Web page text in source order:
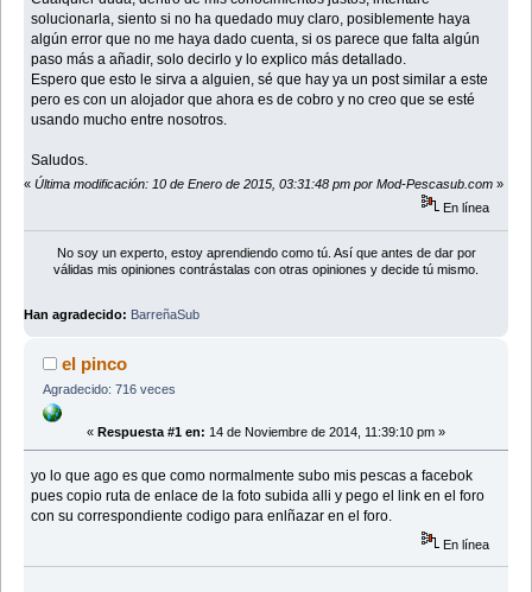
solucionarla, siento si no ha quedado muy claro, posiblemente haya
algún error que no me haya dado cuenta, si os parece que falta algún
paso más a añadir, solo decirlo y lo explico más detallado.
Espero que esto le sirva a alguien, sé que hay ya un post similar a este
pero es con un alojador que ahora es de cobro y no creo que se esté
usando mucho entre nosotros.
Saludos.
« Última modificación: 10 de Enero de 2015, 03:31:48 pm por Mod-Pescasub.com »
En línea
No soy un experto, estoy aprendiendo como tú. Así que antes de dar por
válidas mis opiniones contrástalas con otras opiniones y decide tú mismo.
Han agradecido: BarreñaSub
el pinco
Agradecido: 716 veces
« Respuesta #1 en: 14 de Noviembre de 2014, 11:39:10 pm »
yo lo que ago es que como normalmente subo mis pescas a facebok
pues copio ruta de enlace de la foto subida alli y pego el link en el foro
con su correspondiente codigo para enlñazar en el foro.
En línea